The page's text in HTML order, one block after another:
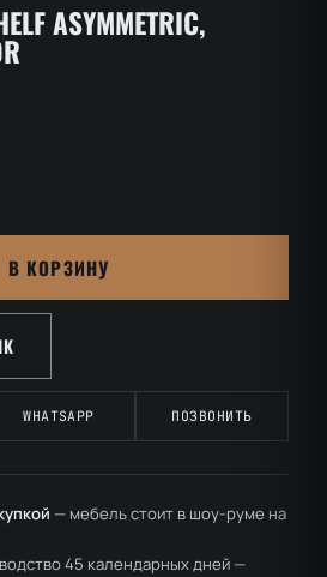
ASYMMETRIC,
В КОРЗИНУ
WHATSAPP ПОЗВОНИТЬ
— мебель стоит в шоу-руме на
45 календарных дней —